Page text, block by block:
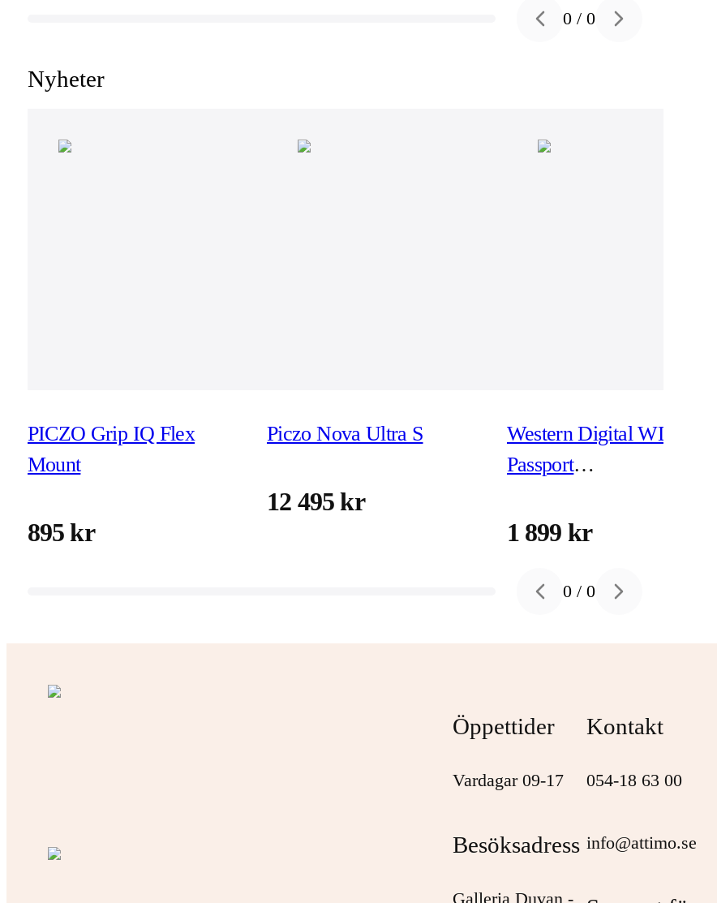
Previous slide
0 /0 Next slide
Nyheter
PICZO Grip IQ Flex
Mount
895 kr
Piczo Nova Ultra S
12 495 kr
Western Digital WD My
Passport
hårddisk 4 TB USB 3.2
1 899 kr
Previous slide
0 /0 Next slide
Öppettider
Vardagar 09-17
Besöksadress
Galleria Duvan -
Kontakt
054-18 63 00
info@attimo.se